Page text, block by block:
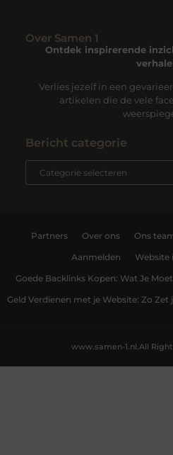
Over Samen 1
Ontdek inspirerende
Verlies jezelf in een
artikelen die de vele
Bericht categorie
Partners Over ons Ons
Aanmelden Website
Goede Backlinks Kopen: Wat Je
Geld Verdienen met je Website: Zo
All
www.samen-1.nl.